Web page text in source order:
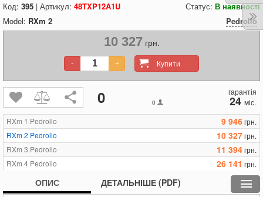
Код: 395 | Артикул: 48TXP12A1U Статус: В наявності
Model: RXm 2 Pedrollo
10 327 грн.
Купити
- +
0 0
гарантія
24 міс.
RXm 1 Pedrollo
9 946грн.
RXm 2 Pedrollo
10 327грн.
RXm 3 Pedrollo
11 394грн.
RXm 4 Pedrollo
26 141 грн.
27 131грн.
ОПИС ДЕТАЛЬНІШЕ (PDF)